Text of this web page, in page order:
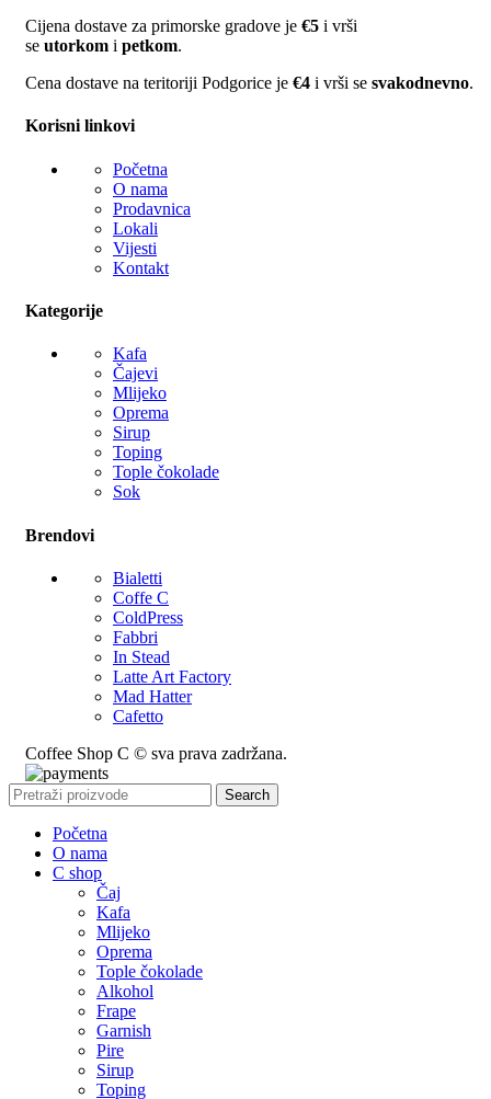
Cijena dostave za primorske gradove je €5 i vrši
se utorkom i petkom.
Cena dostave na teritoriji Podgorice je €4 i vrši se svakodnevno.
Korisni linkovi
Početna
O nama
Prodavnica
Lokali
Vijesti
Kontakt
Kategorije
Kafa
Čajevi
Mlijeko
Oprema
Sirup
Toping
Tople čokolade
Sok
Brendovi
Bialetti
Coffe C
ColdPress
Fabbri
In Stead
Latte Art Factory
Mad Hatter
Cafetto
Coffee Shop C © sva prava zadržana.
Search
Početna
O nama
C shop
Čaj
Kafa
Mlijeko
Oprema
Tople čokolade
Alkohol
Frape
Garnish
Pire
Sirup
Toping